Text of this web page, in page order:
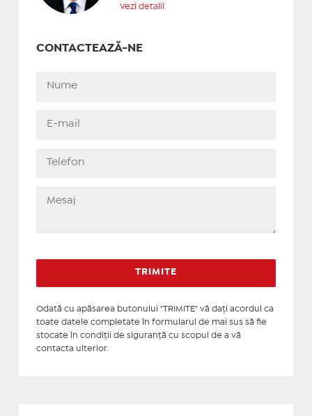
Vezi detalii
CONTACTEAZĂ-NE
Odată cu apăsarea butonului "TRIMITE" vă daţi acordul ca
toate datele completate în formularul de mai sus să fie
stocate în condiţii de siguranţă cu scopul de a vă
contacta ulterior.